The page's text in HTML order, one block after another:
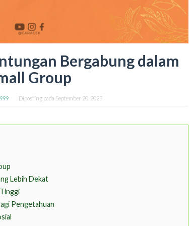
Bergabung dalam
Group
Diposting pada September 20, 2023
Lebih Dekat
Pengetahuan